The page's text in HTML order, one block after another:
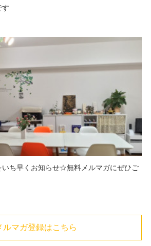
ち早くお知らせ☆無料メルマガにぜひご
ルマガ登録はこちら